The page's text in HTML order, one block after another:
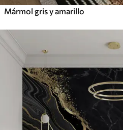
Mármol gris y amarillo